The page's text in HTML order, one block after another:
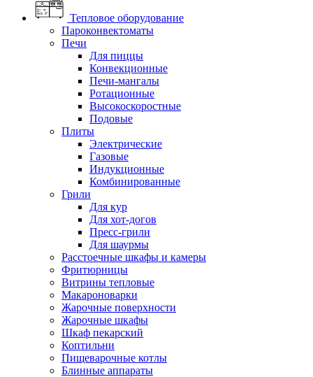
Тепловое оборудование
Пароконвектоматы
Печи
Для пиццы
Конвекционные
Печи-мангалы
Ротационные
Высокоскоростные
Подовые
Плиты
Электрические
Газовые
Индукционные
Комбинированные
Грили
Для кур
Для хот-догов
Пресс-грили
Для шаурмы
Расстоечные шкафы и камеры
Фритюрницы
Витрины тепловые
Макароноварки
Жарочные поверхности
Жарочные шкафы
Шкаф пекарский
Коптильни
Пищеварочные котлы
Блинные аппараты